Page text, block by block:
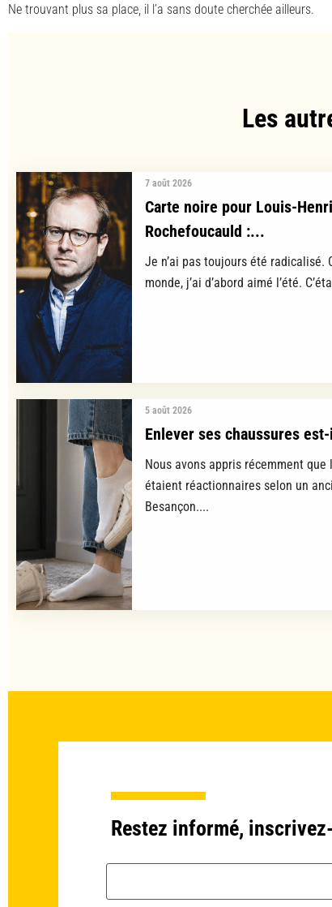
Ne trouvant plus sa place, il l’a sans doute cherchée ailleurs.
Les
7 août 2026
Carte noire pour Louis-
Rochefoucauld :...
Je n’ai pas toujours été radicalisé.
monde, j’ai d’abord aimé l’été.
5 août 2026
Enlever ses chaussures
Nous avons appris récemment
étaient réactionnaires selon un
Besançon....
Restez informé,